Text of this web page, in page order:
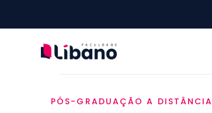
PÓS-GRADUAÇÃO A DISTÂNCIA